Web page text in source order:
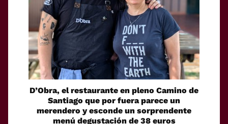
D’Obra, el restaurante en pleno Camino de
Santiago que por fuera parece un
merendero y esconde un sorprendente
menú degustación de 38 euros